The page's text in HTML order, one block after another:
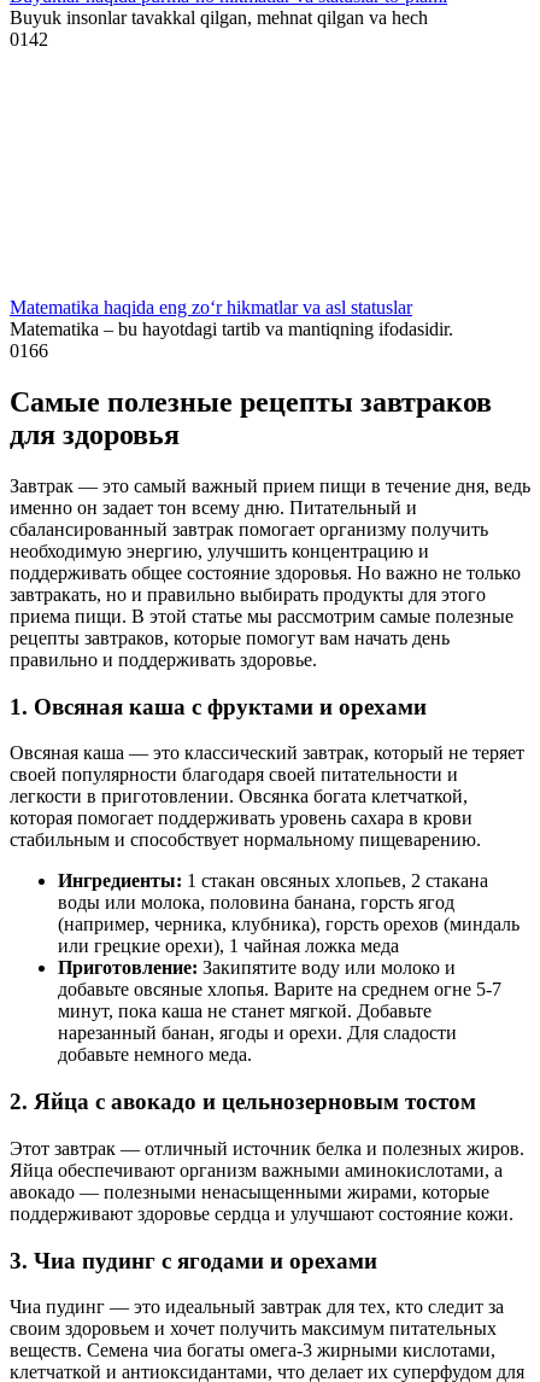
Buyuk insonlar tavakkal qilgan, mehnat qilgan va hech
0142
Matematika haqida eng zo‘r hikmatlar va asl statuslar
Matematika – bu hayotdagi tartib va mantiqning ifodasidir.
0166
Самые полезные рецепты завтраков
для здоровья
Завтрак — это самый важный прием пищи в течение дня, ведь
именно он задает тон всему дню. Питательный и
сбалансированный завтрак помогает организму получить
необходимую энергию, улучшить концентрацию и
поддерживать общее состояние здоровья. Но важно не только
завтракать, но и правильно выбирать продукты для этого
приема пищи. В этой статье мы рассмотрим самые полезные
рецепты завтраков, которые помогут вам начать день
правильно и поддерживать здоровье.
1. Овсяная каша с фруктами и орехами
Овсяная каша — это классический завтрак, который не теряет
своей популярности благодаря своей питательности и
легкости в приготовлении. Овсянка богата клетчаткой,
которая помогает поддерживать уровень сахара в крови
стабильным и способствует нормальному пищеварению.
Ингредиенты: 1 стакан овсяных хлопьев, 2 стакана
воды или молока, половина банана, горсть ягод
(например, черника, клубника), горсть орехов (миндаль
или грецкие орехи), 1 чайная ложка меда
Приготовление: Закипятите воду или молоко и
добавьте овсяные хлопья. Варите на среднем огне 5-7
минут, пока каша не станет мягкой. Добавьте
нарезанный банан, ягоды и орехи. Для сладости
добавьте немного меда.
2. Яйца с авокадо и цельнозерновым тостом
Этот завтрак — отличный источник белка и полезных жиров.
Яйца обеспечивают организм важными аминокислотами, а
авокадо — полезными ненасыщенными жирами, которые
поддерживают здоровье сердца и улучшают состояние кожи.
3. Чиа пудинг с ягодами и орехами
Чиа пудинг — это идеальный завтрак для тех, кто следит за
своим здоровьем и хочет получить максимум питательных
веществ. Семена чиа богаты омега-3 жирными кислотами,
клетчаткой и антиоксидантами, что делает их суперфудом для